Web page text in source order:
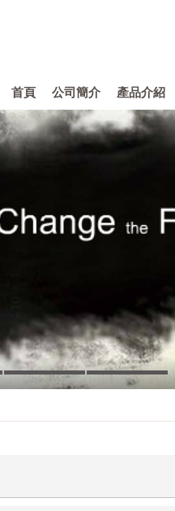
首頁 公司簡介 產品介紹